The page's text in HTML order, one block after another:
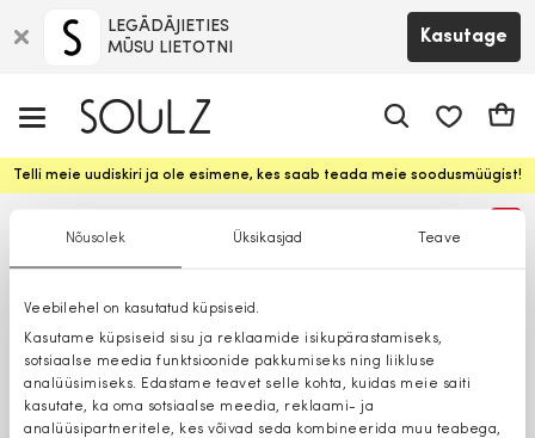
Nõusolek Üksikasjad Teave
Veebilehel on kasutatud küpsiseid.
Kasutame küpsiseid sisu ja reklaamide isikupärastamiseks,
sotsiaalse meedia funktsioonide pakkumiseks ning liikluse
analüüsimiseks. Edastame teavet selle kohta, kuidas meie saiti
kasutate, ka oma sotsiaalse meedia, reklaami- ja
analüüsipartneritele, kes võivad seda kombineerida muu teabega,
LEGĀDĀJIETIES
MŪSU LIETOTNI
Kasutage
Telli meie uudiskiri ja ole esimene, kes saab teada meie soodusmüügist!